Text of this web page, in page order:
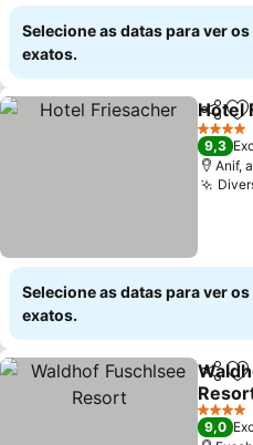
Selecione as datas para ver
exatos.
Hotel
4 Estrelas
9,3
Anif,
Selecione as datas para ver
exatos.
Ver
4 Estrelas
9,0